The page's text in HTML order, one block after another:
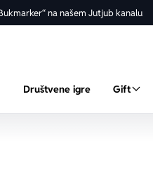
na našem Jutjub kanalu
Društvene igre Gift